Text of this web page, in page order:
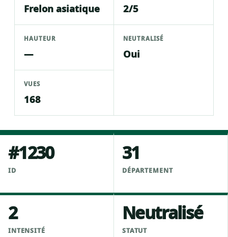
Frelon asiatique 2/5
HAUTEUR
—
NEUTRALISÉ
Oui
VUES
168
#1230
ID
31
DÉPARTEMENT
2
INTENSITÉ
Neutralisé
STATUT